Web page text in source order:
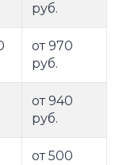
руб.
от 970
руб.
от 940
руб.
от 500